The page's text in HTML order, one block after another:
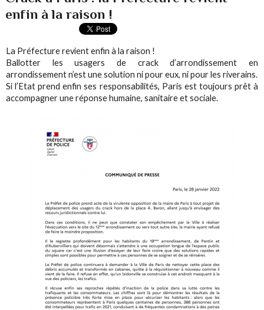
enfin à la raison !
La Préfecture revient enfin à la raison !
Ballotter les usagers de crack d’arrondissement en
arrondissement n’est une solution ni pour eux, ni pour les riverains.
Si l’Etat prend enfin ses responsabilités, Paris est toujours prêt à
accompagner une réponse humaine, sanitaire et sociale.